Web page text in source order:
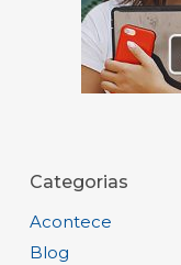
Categorias
Acontece
Blog